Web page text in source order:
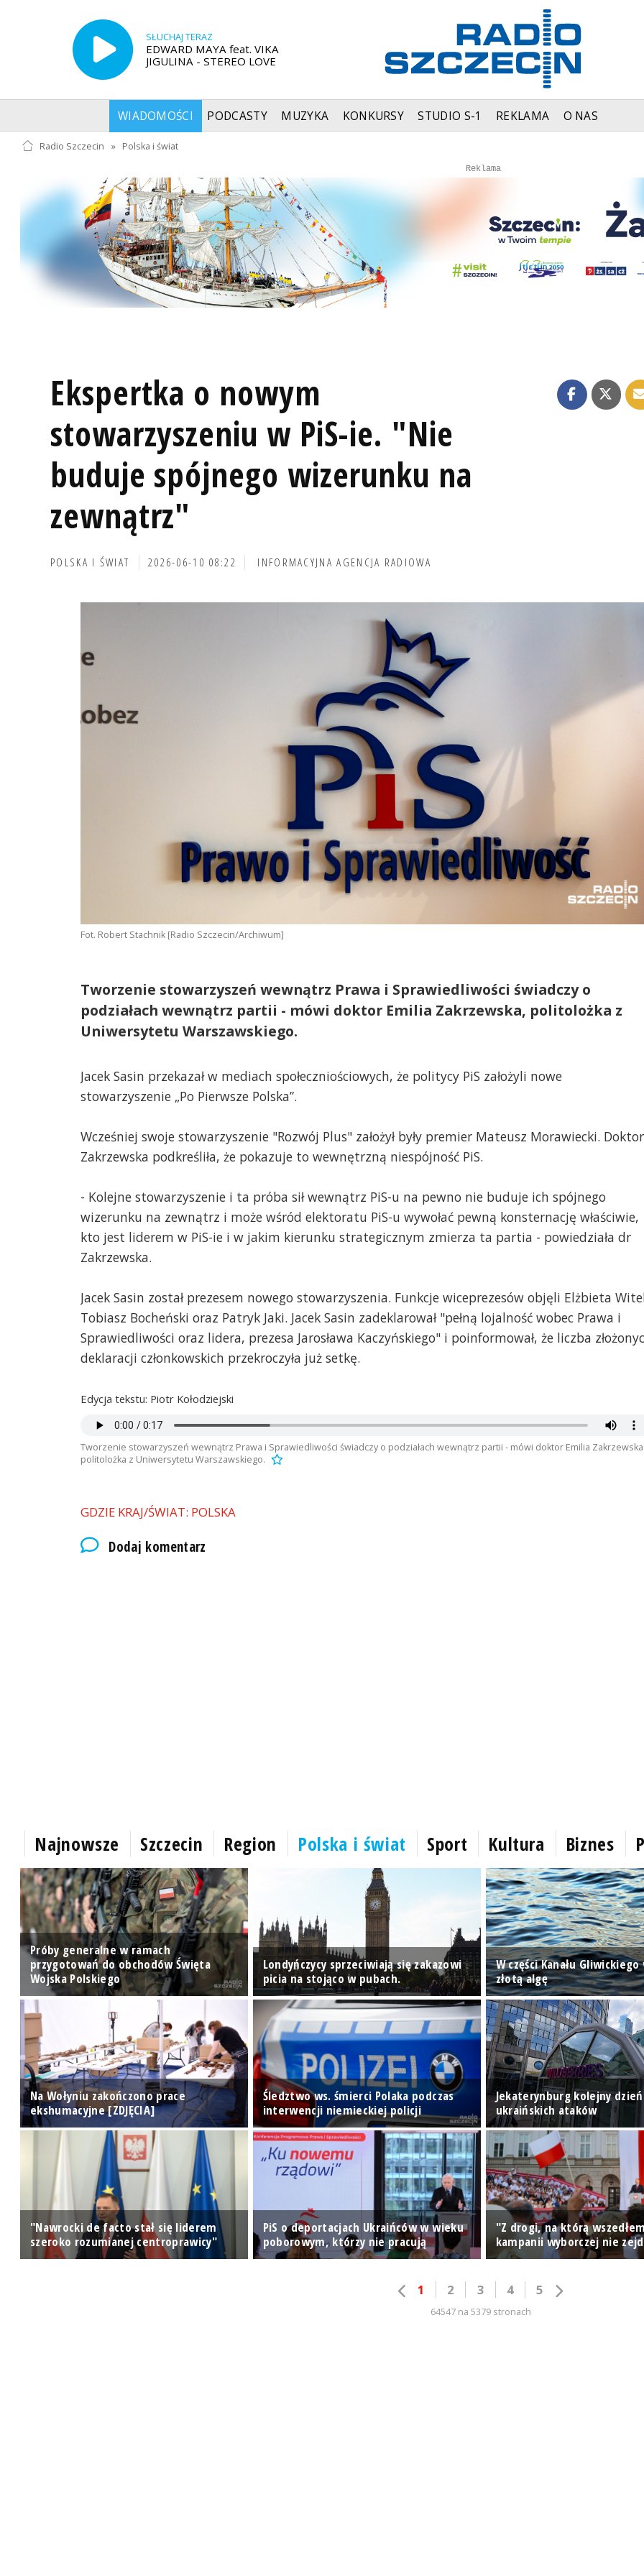
SŁUCHAJ TERAZ
EDWARD MAYA feat. VIKA
JIGULINA - STEREO LOVE
WIADOMOŚCI PODCASTY MUZYKA KONKURSY STUDIO S-1 REKLAMA O NAS
Radio Szczecin » Polska i świat
Reklama
Autopromocja
Autopromocja
Ekspertka o nowym
stowarzyszeniu w PiS-ie. "Nie
buduje spójnego wizerunku na
zewnątrz"
POLSKA I ŚWIAT 2026-06-10 08:22 INFORMACYJNA AGENCJA RADIOWA
Fot. Robert Stachnik [Radio Szczecin/Archiwum]
Tworzenie stowarzyszeń wewnątrz Prawa i Sprawiedliwości świadczy o
podziałach wewnątrz partii - mówi doktor Emilia Zakrzewska, politolożka z
Uniwersytetu Warszawskiego.
Jacek Sasin przekazał w mediach społeczniościowych, że politycy PiS założyli nowe
stowarzyszenie „Po Pierwsze Polska”.
Wcześniej swoje stowarzyszenie "Rozwój Plus" założył były premier Mateusz Morawiecki. Doktor
Zakrzewska podkreśliła, że pokazuje to wewnętrzną niespójność PiS.
- Kolejne stowarzyszenie i ta próba sił wewnątrz PiS-u na pewno nie buduje ich spójnego
wizerunku na zewnątrz i może wśród elektoratu PiS-u wywołać pewną konsternację właściwie,
kto jest liderem w PiS-ie i w jakim kierunku strategicznym zmierza ta partia - powiedziała dr
Zakrzewska.
Jacek Sasin został prezesem nowego stowarzyszenia. Funkcje wiceprezesów objęli Elżbieta
Tobiasz Bocheński oraz Patryk Jaki. Jacek Sasin zadeklarował "pełną lojalność wobec Prawa i
Sprawiedliwości oraz lidera, prezesa Jarosława Kaczyńskiego" i poinformował, że liczba
deklaracji członkowskich przekroczyła już setkę.
Edycja tekstu: Piotr Kołodziejski
Tworzenie stowarzyszeń wewnątrz Prawa i Sprawiedliwości świadczy o podziałach wewnątrz partii - mówi doktor Emilia Zakrzewska
politolożka z Uniwersytetu Warszawskiego.
GDZIE KRAJ/ŚWIAT: POLSKA
Dodaj komentarz
Najnowsze Szczecin Region Polska i świat Sport Kultura Biznes
Próby generalne w ramach
przygotowań do obchodów Święta
Wojska Polskiego
Londyńczycy sprzeciwiają się zakazowi
picia na stojąco w pubach.
W części Kanału
złotą algę
Na Wołyniu zakończono prace
ekshumacyjne [ZDJĘCIA]
Śledztwo ws. śmierci Polaka podczas
interwencji niemieckiej policji
Jekaterynburg kolejny
ukraińskich ataków
"Nawrocki de facto stał się liderem
szeroko rozumianej centroprawicy"
PiS o deportacjach Ukraińców w wieku
poborowym, którzy nie pracują
"Z drogi, na którą
kampanii wyborczej nie
1 2 3 4 5
64547 na 5379 stronach